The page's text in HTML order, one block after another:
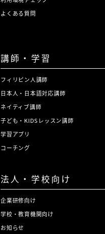
よくある質問
講師・学習
フィリピン人講師
日本人・日本語対応講師
ネイティブ講師
子ども・KIDSレッスン講師
学習アプリ
コーチング
法人・学校向け
企業研修向け
学校・教育機関向け
お知らせ